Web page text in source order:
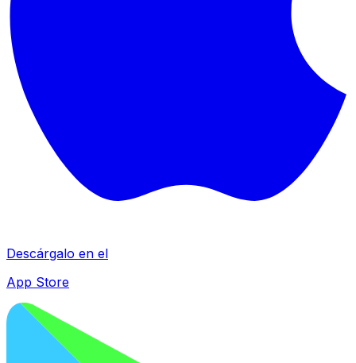
Descárgalo en el
App Store